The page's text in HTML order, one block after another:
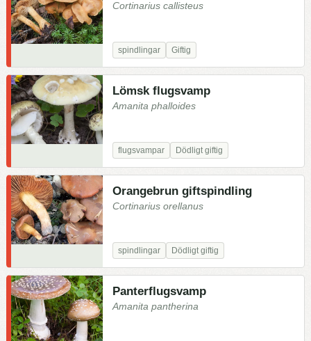
Cortinarius callisteus
spindlingar Giftig
Lömsk flugsvamp
Amanita phalloides
flugsvampar Dödligt giftig
Orangebrun giftspindling
Cortinarius orellanus
spindlingar Dödligt giftig
Panterflugsvamp
Amanita pantherina